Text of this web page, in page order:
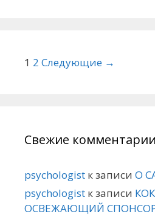
Навигация по статьям
1 2 Следующие →
Свежие комментарии
psychologist к записи О
psychologist к записи
ОСВЕЖАЮЩИЙ СПОНСОР